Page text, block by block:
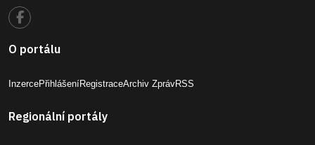
O portálu
InzercePřihlášeníRegistraceArchiv ZprávRSS
Regionální portály